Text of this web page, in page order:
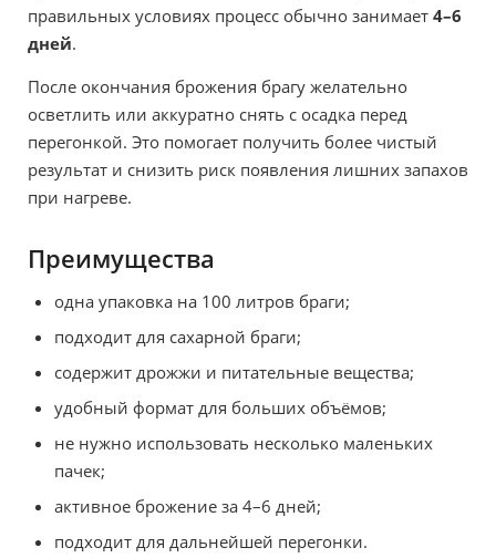
правильных условиях процесс обычно занимает 4–6
дней.
После окончания брожения брагу желательно
осветлить или аккуратно снять с осадка перед
перегонкой. Это помогает получить более чистый
результат и снизить риск появления лишних запахов
при нагреве.
Преимущества
одна упаковка на 100 литров браги;
подходит для сахарной браги;
содержит дрожжи и питательные вещества;
удобный формат для больших объёмов;
не нужно использовать несколько маленьких
пачек;
активное брожение за 4–6 дней;
подходит для дальнейшей перегонки.